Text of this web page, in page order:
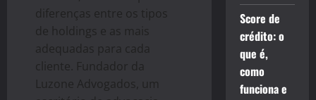
diferenças entre os tipos
de holdings e as mais
adequadas para cada
cliente. Fundador da
Luzone Advogados, um
Score de
crédito: o
que é,
como
funciona e